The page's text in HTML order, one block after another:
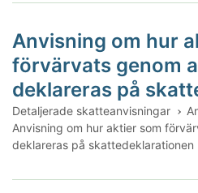
Anvisning om hur
förvärvats genom
deklareras på
Detaljerade skatteanvisningar
Anvisning om hur aktier som
deklareras på skattedeklarationen